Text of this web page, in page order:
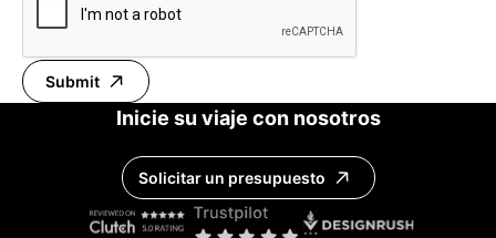
Submit
Inicie su viaje con nosotros
Solicitar un presupuesto